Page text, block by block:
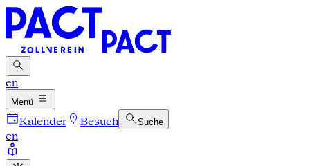
en
Menü
Kalender Besuch Suche
en